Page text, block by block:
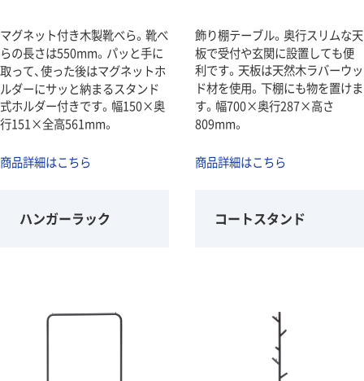
マグネット付き木製靴べら。靴べ
らの長さは550mm。パッと手に
取って、使った後はマグネットホ
ルダーにサッと納まるスタンド
式ホルダー付きです。幅150×奥
行151×全高561mm。
商品詳細はこちら
飾り棚テーブル。奥行スリムな天
板で受付や玄関に設置しても便
利です。天板は天然木ラバーウッ
ド材を使用。下棚にも物を置けま
す。幅700×奥行287×高さ
809mm。
商品詳細はこちら
ハンガーラック コートスタンド